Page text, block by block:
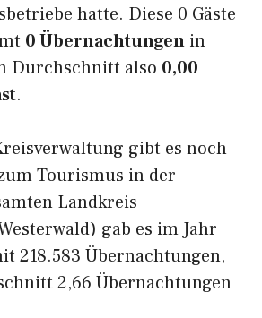
hatte. Diese 0 Gäste
0 Übernachtungen in
Durchschnitt also 0,00
.
gibt es noch
Tourismus in der
Landkreis
gab es im Jahr
218.583 Übernachtungen,
2,66 Übernachtungen